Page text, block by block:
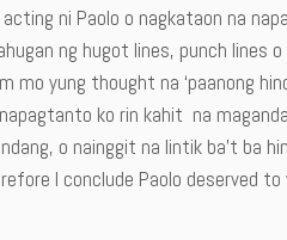
ni Paolo o nagkataon na
ng hugot lines, punch lines
yung thought na ‘paanong
ko rin kahit na
o nainggit na lintik ba’t ba
I conclude Paolo deserved